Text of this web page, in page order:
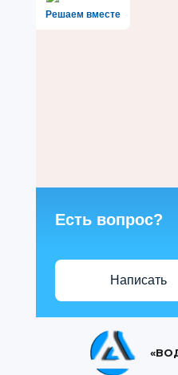
Решаем вместе
Есть вопрос?
Написать